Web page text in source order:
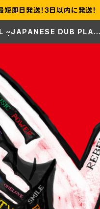
短即日発送！3日以内に発送！
~JAPANESE DUB PLAT